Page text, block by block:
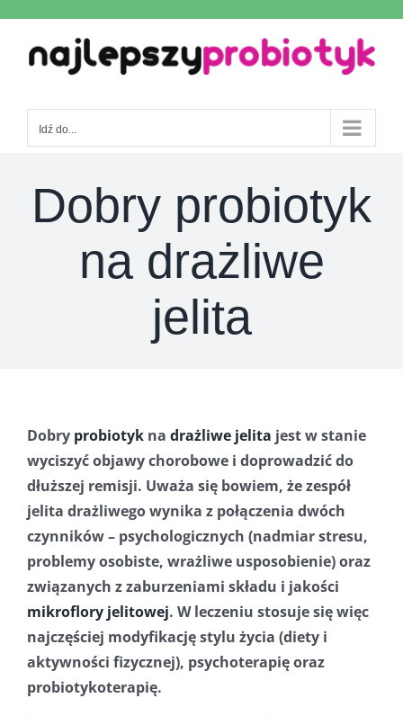
content
Idź do...
Dobry probiotyk
na drażliwe
jelita
Dobry probiotyk na drażliwe jelita jest w stanie
wyciszyć objawy chorobowe i doprowadzić do
dłuższej remisji. Uważa się bowiem, że zespół
jelita drażliwego wynika z połączenia dwóch
czynników – psychologicznych (nadmiar stresu,
problemy osobiste, wrażliwe usposobienie) oraz
związanych z zaburzeniami składu i jakości
mikroflory jelitowej. W leczeniu stosuje się więc
najczęściej modyfikację stylu życia (diety i
aktywności fizycznej), psychoterapię oraz
probiotykoterapię.